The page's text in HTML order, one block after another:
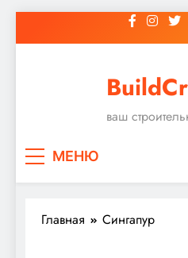
к
ваш
МЕНЮ
Главная Сингапур